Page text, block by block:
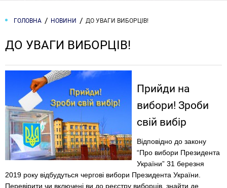
ГОЛОВНА НОВИНИ ДО УВАГИ ВИБОРЦІВ!
ДО УВАГИ ВИБОРЦІВ!
Прийди на
вибори! Зроби
свій вибір
Відповідно до закону
“Про вибори Президента
України” 31 березня
2019 року відбудуться чергові вибори Президента України.
Перевірити чи включені ви до реєстру виборців, знайти де